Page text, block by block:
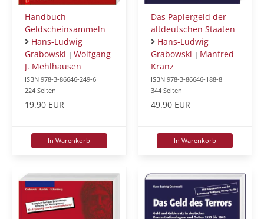
Handbuch
Geldscheinsammeln
Hans-Ludwig
Grabowski | Wolfgang
J. Mehlhausen
ISBN 978-3-86646-249-6
224 Seiten
19.90 EUR
In Warenkorb
Das Papiergeld der
altdeutschen Staaten
Hans-Ludwig
Grabowski | Manfred
Kranz
ISBN 978-3-86646-188-8
344 Seiten
49.90 EUR
In Warenkorb